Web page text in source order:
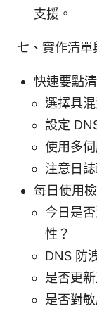
支援。
七、實作清單
快速要點
選擇具
設定
使用多
注意日
每日使用
今日是
性？
DNS 防
是否更
是否對